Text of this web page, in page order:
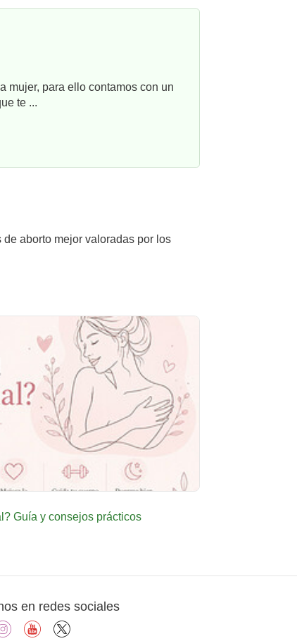
mujer, para ello contamos con un
te ...
aborto mejor valoradas por los
Guía y consejos prácticos
en redes sociales
instagramyoutube